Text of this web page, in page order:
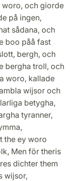
woro, och giorde
på ingen,
sådana, och
boo påå fast
bergh, och
bergha troll, och
woro, kallade
wijsor och
betygha,
tyranner,
the ey woro
Men för theris
dichter them
wijsor,